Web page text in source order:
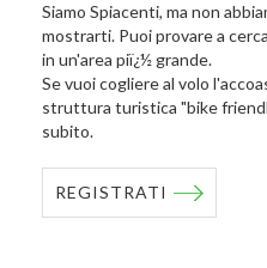
Siamo Spiacenti, ma non
mostrarti. Puoi provare a
in un'area piï¿½ grande.
Se vuoi cogliere al volo
struttura turistica "bike
subito.
REGISTRATI